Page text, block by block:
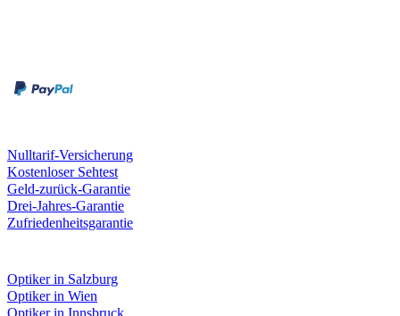
Nulltarif-Versicherung
Kostenloser Sehtest
Geld-zurück-Garantie
Drei-Jahres-Garantie
Zufriedenheitsgarantie
Optiker in Salzburg
Optiker in Wien